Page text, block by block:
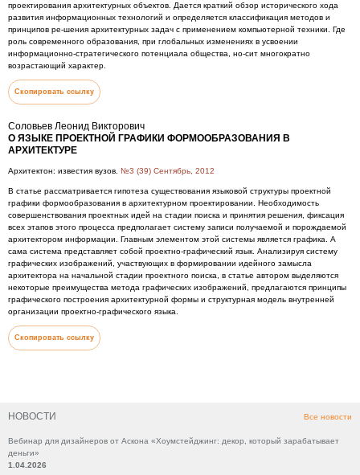
НОВОСТИ Все новости
Вебинар для дизайнеров от Аскона «Хоумстейджинг: декор, который зарабатывает
деньги»
1.04.2026
проектирования архитектурных объектов. Дается краткий обзор исторического хода
развития информационных технологий и определяется классификация методов и
принципов ре-шения архитектурных задач с применением компьютерной техники. Где
роль современного образования, при глобальных изменениях в усвоении
информационно-стратегического потенциала общества, но-сит многократно
возрастающий характер.
Скопировать ссылку
Соловьев Леонид Викторович
О ЯЗЫКЕ ПРОЕКТНОЙ ГРАФИКИ ФОРМООБРАЗОВАНИЯ В
АРХИТЕКТУРЕ
Архитектон: известия вузов. №3 (39) Сентябрь, 2012
В статье рассматривается гипотеза существования языковой структуры проектной
графики формообразования в архитектурном проектировании. Необходимость
совершенствования проектных идей на стадии поиска и принятия решения, фиксация
всех этапов этого процесса предполагает систему записи получаемой и порождаемой
архитектором информации. Главным элементом этой системы является графика. А
сама система представляет собой проектно-графический язык. Анализируя систему
графических изображений, участвующих в формировании идейного замысла
архитектора на начальной стадии проектного поиска, в статье автором выделяются
некоторые преимущества метода графических изображений, предлагаются принципы
графического построения архитектурной формы и структурная модель внутренней
организации проектно-графического языка.
Скопировать ссылку